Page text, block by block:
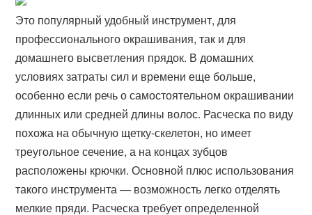
Это популярный удобный инструмент, для
профессионального окрашивания, так и для
домашнего высветления прядок. В домашних
условиях затраты сил и времени еще больше,
особенно если речь о самостоятельном окрашивании
длинных или средней длины волос. Расческа по виду
похожа на обычную щетку-скелетон, но имеет
треугольное сечение, а на концах зубцов
расположены крючки. Основной плюс использования
такого инструмента — возможность легко отделять
мелкие пряди. Расческа требует определенной